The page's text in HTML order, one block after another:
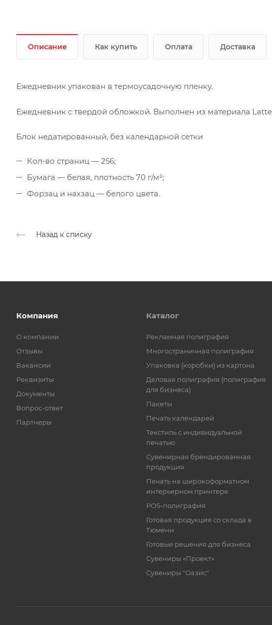
Описание Как купить Оплата Доставка
Ежедневник упакован в термоусадочную пленку.
Ежедневник с твердой обложкой. Выполнен из материала
Блок недатированный, без календарной сетки
Кол-во страниц — 256;
Бумага — белая, плотность 70 г/м²;
Форзац и нахзац — белого цвета.
Назад к списку
Компания
О компании
Отзывы
Вакансии
Реквизиты
Документы
Вопрос-ответ
Партнеры
Каталог
Рекламная полиграфия
Многостраничная полиграфия
Упаковка (коробки) из картона
Деловая полиграфия (полиграфия
для бизнеса)
Пакеты
Печать календарей
Текстиль с индивидуальной
печатью
Сувенирная брендированная
продукция
Печать на широкоформатном
интерьерном принтере
POS-полиграфия
Готовая продукция со склада в
Тюмени
Готовые решения для бизнеса
Сувениры «Проект»
Сувениры "Оазис"